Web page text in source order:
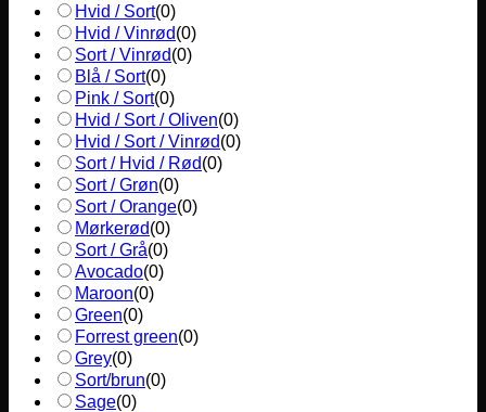
Hvid / Sort(0)
Hvid / Vinrød(0)
Sort / Vinrød(0)
Blå / Sort(0)
Pink / Sort(0)
Hvid / Sort / Oliven(0)
Hvid / Sort / Vinrød(0)
Sort / Hvid / Rød(0)
Sort / Grøn(0)
Sort / Orange(0)
Mørkerød(0)
Sort / Grå(0)
Avocado(0)
Maroon(0)
Green(0)
Forrest green(0)
Grey(0)
Sort/brun(0)
Sage(0)